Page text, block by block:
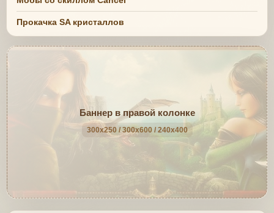
Прокачка SA кристаллов
Баннер в правой колонке
300x250 / 300x600 / 240x400